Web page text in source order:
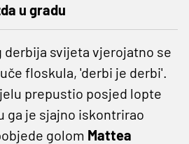
u gradu
derbija svijeta vjerojatno se
floskula, 'derbi je derbi'.
prepustio posjed lopte
ga je sjajno iskontrirao
golom Mattea